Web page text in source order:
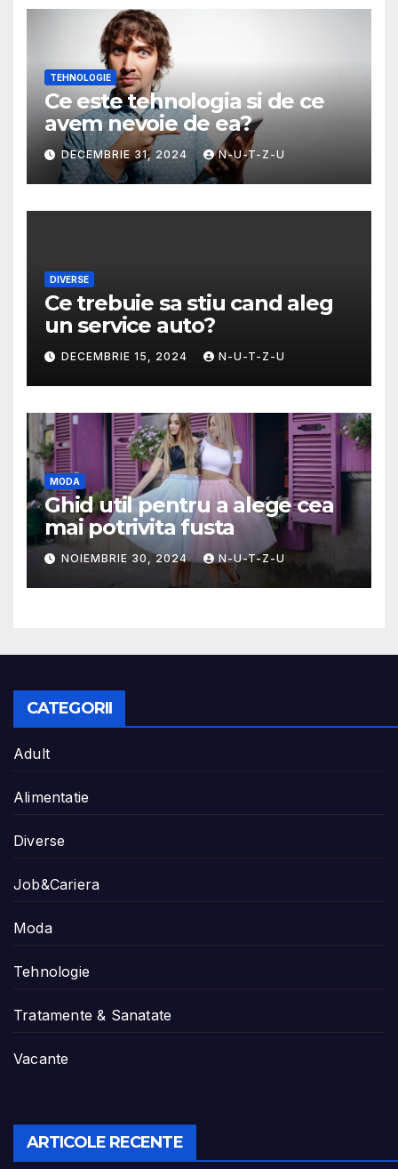
TEHNOLOGIE
Ce este tehnologia si de ce
avem nevoie de ea?
DECEMBRIE 31, 2024 N-U-T-Z-U
DIVERSE
Ce trebuie sa stiu cand aleg
un service auto?
DECEMBRIE 15, 2024 N-U-T-Z-U
MODA
Ghid util pentru a alege cea
mai potrivita fusta
NOIEMBRIE 30, 2024 N-U-T-Z-U
CATEGORII
Adult
Alimentatie
Diverse
Job&Cariera
Moda
Tehnologie
Tratamente & Sanatate
Vacante
ARTICOLE RECENTE